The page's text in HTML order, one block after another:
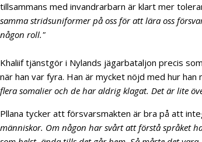
tillsammans med invandrarbarn är klart mer
samma stridsuniformer på oss för att lära oss
någon roll."
Khaliif tjänstgör i Nylands jägarbataljon precis
när han var fyra. Han är mycket nöjd med hur han
flera somalier och de har aldrig klagat. Det är lite
Pllana tycker att försvarsmakten är bra på att
människor. Om någon har svårt att förstå språket